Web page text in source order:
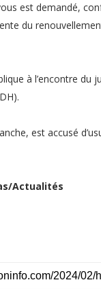
est demandé,
du
à l’encontre
est accusé
Actualités